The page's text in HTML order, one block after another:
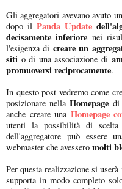
Gli aggregatori avevano avuto
dopo il Panda Update
decisamente inferiore nei
l'esigenza di creare un
siti o di una associazione di
promuoversi reciprocamente.
In questo post vedremo come
posizionare nellaHomepage di
anche creare una Homepage
utenti la possibilità di
dell'aggregatore può essere
webmaster che avessero molti
Per questa realizzazione si
supporta in modo completo